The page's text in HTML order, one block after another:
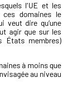
l'UE et les
ces domaines le
veut dire qu’une
agir que sur les
États membres)
à moins que
au niveau